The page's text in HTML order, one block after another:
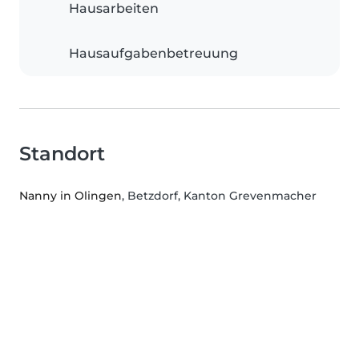
Hausarbeiten
Hausaufgabenbetreuung
Standort
Nanny in Olingen, Betzdorf, Kanton Grevenmacher